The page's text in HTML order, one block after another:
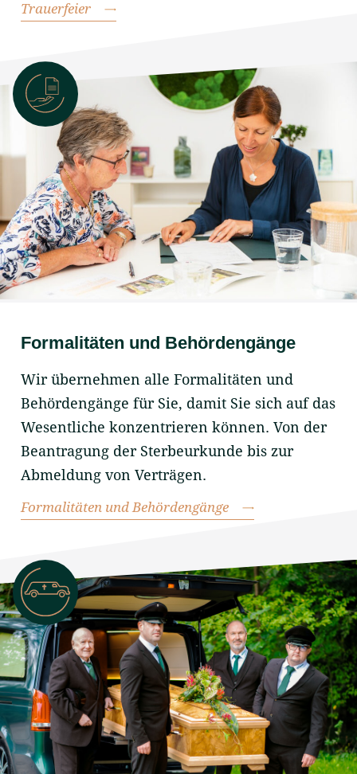
Trauerfeier
Formalitäten und Behördengänge
Wir übernehmen alle Formalitäten und
Behördengänge für Sie, damit Sie sich auf das
Wesentliche konzentrieren können. Von der
Beantragung der Sterbeurkunde bis zur
Abmeldung von Verträgen.
Formalitäten und Behördengänge